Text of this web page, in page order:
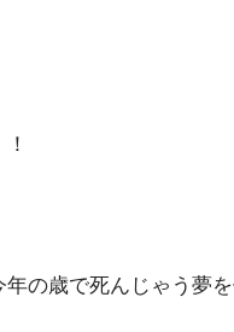
の歳で死んじゃう夢を